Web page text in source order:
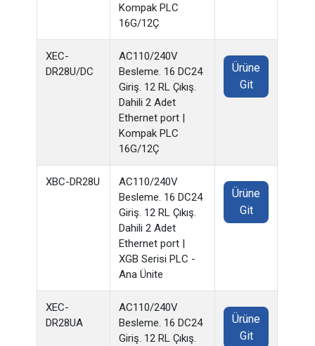
Kompak PLC
16G/12Ç
XEC-
DR28U/DC
AC110/240V
Besleme. 16 DC24
Giriş. 12 RL Çıkış.
Dahili 2 Adet
Ethernet port |
Kompak PLC
16G/12Ç
Ürüne
Git
XBC-DR28U
AC110/240V
Besleme. 16 DC24
Giriş. 12 RL Çıkış.
Dahili 2 Adet
Ethernet port |
XGB Serisi PLC -
Ana Ünite
Ürüne
Git
XEC-
DR28UA
AC110/240V
Besleme. 16 DC24
Giriş. 12 RL Çıkış.
Ürüne
Git